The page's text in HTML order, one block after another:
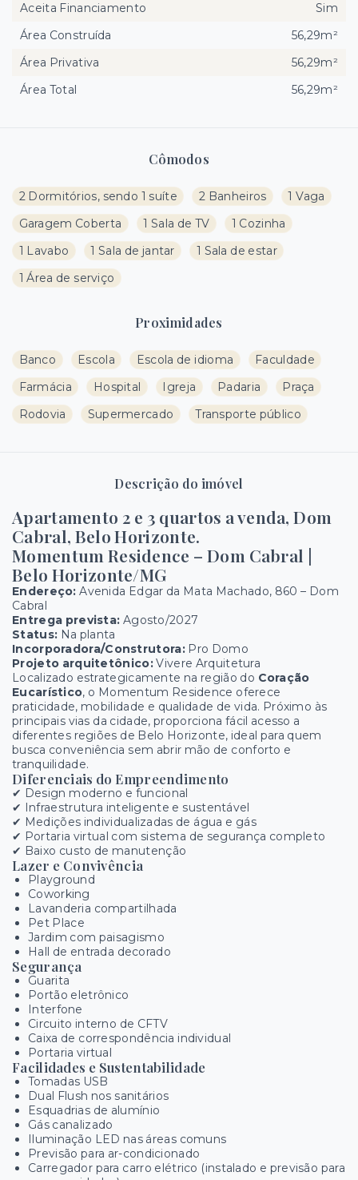
Cômodos
2 Dormitórios, sendo 1 suíte 2 Banheiros
1 Vaga
Garagem Coberta
1 Sala de TV
1 Cozinha
1 Lavabo
1 Sala de jantar
1 Sala de estar
1 Área de serviço
Proximidades
Banco Escola Escola de idioma
Faculdade
Farmácia
Hospital Igreja Padaria
Praça
Rodovia
Supermercado Transporte público
Descrição do imóvel
Apartamento 2 e 3 quartos a venda, Dom
Cabral, Belo Horizonte.
Momentum Residence – Dom Cabral |
Belo Horizonte/MG
Endereço: Avenida Edgar da Mata Machado, 860 – Dom
Cabral
Entrega prevista: Agosto/2027
Status: Na planta
Incorporadora/Construtora:Pro Domo
Projeto arquitetônico:Vivere Arquitetura
Localizado estrategicamente na região do Coração
Eucarístico, o Momentum Residence oferece
praticidade, mobilidade e qualidade de vida. Próximo às
principais vias da cidade, proporciona fácil acesso a
diferentes regiões de Belo Horizonte, ideal para quem
busca conveniência sem abrir mão de conforto e
tranquilidade.
Diferenciais do Empreendimento
✔ Design moderno e funcional
✔ Infraestrutura inteligente e sustentável
✔ Medições individualizadas de água e gás
✔ Portaria virtual com sistema de segurança completo
✔ Baixo custo de manutenção
Lazer e Convivência
Playground
Coworking
Lavanderia compartilhada
Pet Place
Jardim com paisagismo
Hall de entrada decorado
Segurança
Guarita
Portão eletrônico
Interfone
Circuito interno de CFTV
Caixa de correspondência individual
Portaria virtual
Facilidades e Sustentabilidade
Tomadas USB
Dual Flush nos sanitários
Esquadrias de alumínio
Gás canalizado
Iluminação LED nas áreas comuns
Previsão para ar-condicionado
Carregador para carro elétrico (instalado e previsão para
Aceita Financiamento
Sim
Área Construída
56,29m²
Área Privativa
56,29m²
Área Total
56,29m²